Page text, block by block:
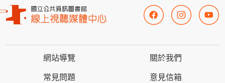
:::
網站導覽 關於我們
常見問題 意見信箱